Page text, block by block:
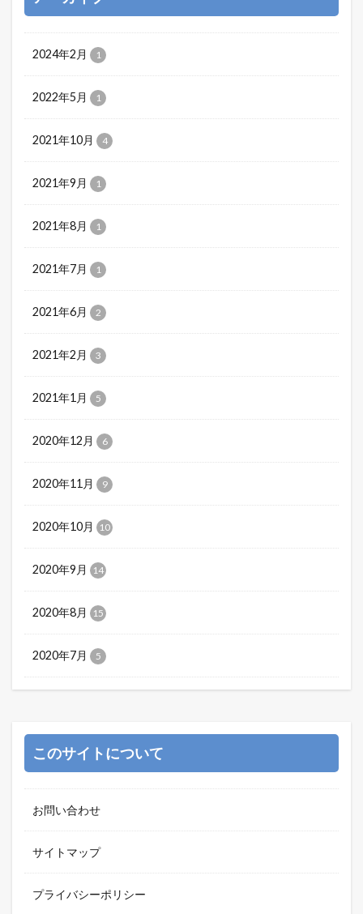
2024年2月 1
2022年5月 1
2021年10月 4
2021年9月 1
2021年8月 1
2021年7月 1
2021年6月 2
2021年2月 3
2021年1月 5
2020年12月 6
2020年11月 9
2020年10月 10
2020年9月 14
2020年8月 15
2020年7月 5
このサイトについて
お問い合わせ
サイトマップ
プライバシーポリシー